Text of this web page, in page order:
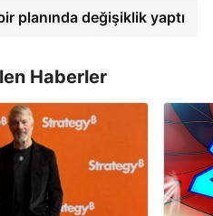
planında değişiklik yaptı
Haberler